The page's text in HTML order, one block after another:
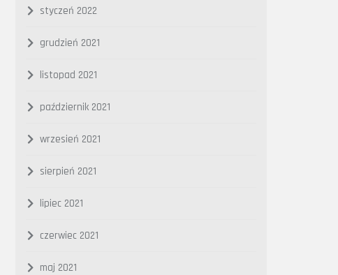
styczeń 2022
grudzień 2021
listopad 2021
październik 2021
wrzesień 2021
sierpień 2021
lipiec 2021
czerwiec 2021
maj 2021